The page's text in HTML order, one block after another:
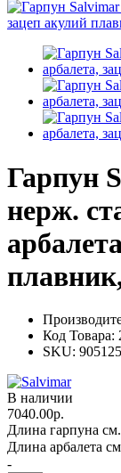
Гарпун
нерж.
Код Товара:
SKU:
В наличии
7040.00р.
Длина гарпуна см.
Длина арбалета см
-